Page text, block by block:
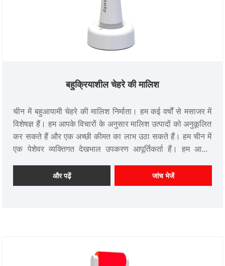
बहुक्रियाशील चेहरे की मालिश
चीन में बहुआयामी चेहरे की मालिश निर्माता। हम कई वर्षों से मसाजर में
विशेषज्ञ हैं। हम आपके विचारों के अनुसार मालिश उत्पादों को अनुकूलित
कर सकते हैं और एक अच्छी कीमत का लाभ उठा सकते हैं। हम चीन में
एक पेशेवर व्यक्तिगत देखभाल उपकरण आपूर्तिकर्ता हैं। हम आपके
और पढ़ें जांच भेजें